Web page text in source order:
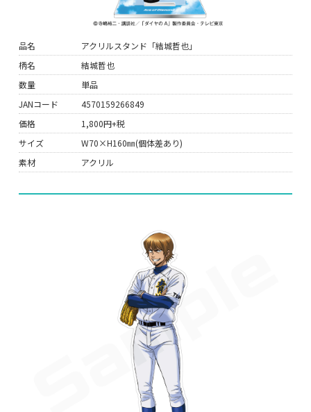
品名
アクリルスタンド「結城哲也」
柄名
結城哲也
数量
単品
JANコード
4570159266849
価格
1,800円+税
サイズ
W70×H160㎜(個体差あり)
素材
アクリル